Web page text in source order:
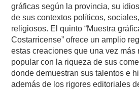
gráficas según la provincia, su
de sus contextos políticos,
religiosos. El quinto “Muestra
Costarricense” ofrece un amplio
estas creaciones que una vez más
popular con la riqueza de sus
donde demuestran sus talentos e
además de los rigores editoriales